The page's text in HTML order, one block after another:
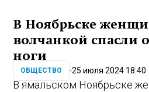
В Ноябрьске
волчанкой спасли
ноги
ОБЩЕСТВО 25 июля 2024 18:40
В ямальском Ноябрьске